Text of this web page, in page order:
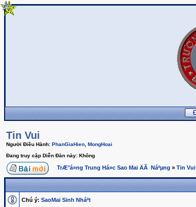
Tin Vui
Người Điều Hành: PhanGiaHien MongHoai
Đang truy cập Diễn Đàn này: Không
TrÆ°á»ng Trung Há»c Sao Mai ÄÃ Náºµng » Tin Vui
Chú ý: SaoMai Sinh Nháº­t